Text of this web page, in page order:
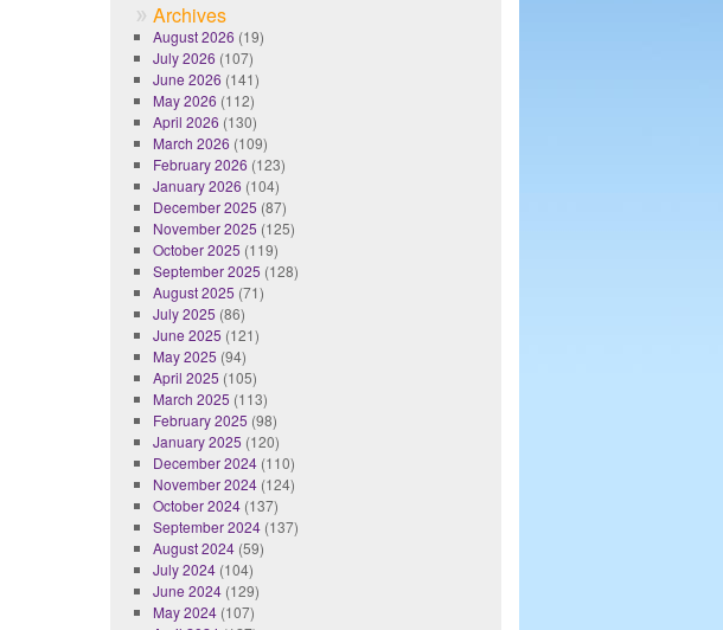
Archives
August 2026 (19)
July 2026 (107)
June 2026 (141)
May 2026 (112)
April 2026 (130)
March 2026 (109)
February 2026 (123)
January 2026 (104)
December 2025 (87)
November 2025 (125)
October 2025 (119)
September 2025 (128)
August 2025 (71)
July 2025 (86)
June 2025 (121)
May 2025 (94)
April 2025 (105)
March 2025 (113)
February 2025 (98)
January 2025 (120)
December 2024(110)
November 2024(124)
October 2024(137)
September 2024(137)
August 2024(59)
July 2024(104)
June 2024(129)
May 2024(107)